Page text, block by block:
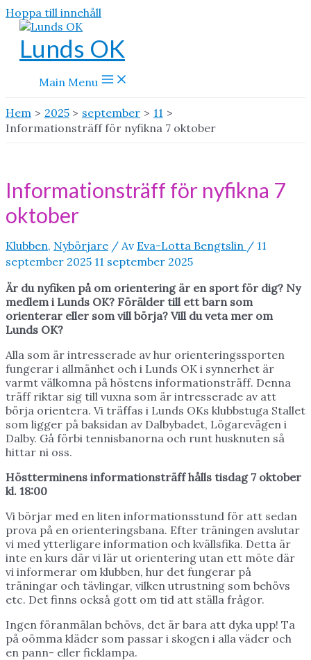
Hoppa till innehåll
Lunds OK
Main Menu
Hem 2025 september
11
Informationsträff för nyfikna 7 oktober
Informationsträff för nyfikna 7
oktober
Klubben, Nybörjare / Av Eva-Lotta Bengtslin / 11
september 2025 11 september 2025
Är du nyfiken på om orientering är en sport för dig? Ny
medlem i Lunds OK? Förälder till ett barn som
orienterar eller som vill börja? Vill du veta mer om
Lunds OK?
Alla som är intresserade av hur orienteringssporten
fungerar i allmänhet och i Lunds OK i synnerhet är
varmt välkomna på höstens informationsträff. Denna
träff riktar sig till vuxna som är intresserade av att
börja orientera. Vi träffas i Lunds OKs klubbstuga Stallet
som ligger på baksidan av Dalbybadet, Lögarevägen i
Dalby. Gå förbi tennisbanorna och runt husknuten så
hittar ni oss.
Höstterminens informationsträff hålls tisdag 7 oktober
kl. 18:00
Vi börjar med en liten informationsstund för att sedan
prova på en orienteringsbana. Efter träningen avslutar
vi med ytterligare information och kvällsfika. Detta är
inte en kurs där vi lär ut orientering utan ett möte där
vi informerar om klubben, hur det fungerar på
träningar och tävlingar, vilken utrustning som behövs
etc. Det finns också gott om tid att ställa frågor.
Ingen föranmälan behövs, det är bara att dyka upp! Ta
på oömma kläder som passar i skogen i alla väder och
en pann- eller ficklampa.